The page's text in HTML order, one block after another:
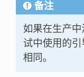
备注
如果在生产中
试中使用的
相同。